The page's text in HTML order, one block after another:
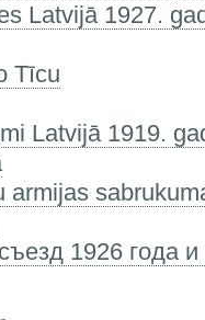
Latvijā 1927.
Tīcu
Latvijā 1919.
armijas
1926 года и